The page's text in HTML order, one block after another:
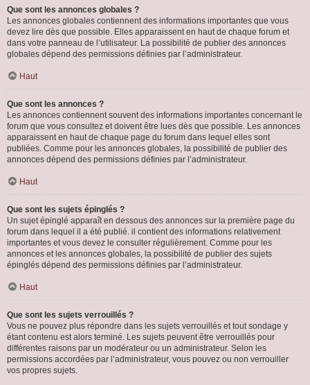
Que sont les annonces globales ?
Les annonces globales contiennent des informations importantes que vous
devez lire dès que possible. Elles apparaissent en haut de chaque forum et
dans votre panneau de l’utilisateur. La possibilité de publier des annonces
globales dépend des permissions définies par l’administrateur.
Haut
Que sont les annonces ?
Les annonces contiennent souvent des informations importantes concernant le
forum que vous consultez et doivent être lues dès que possible. Les annonces
apparaissent en haut de chaque page du forum dans lequel elles sont
publiées. Comme pour les annonces globales, la possibilité de publier des
annonces dépend des permissions définies par l’administrateur.
Haut
Que sont les sujets épinglés ?
Un sujet épinglé apparaît en dessous des annonces sur la première page du
forum dans lequel il a été publié. il contient des informations relativement
importantes et vous devez le consulter régulièrement. Comme pour les
annonces et les annonces globales, la possibilité de publier des sujets
épinglés dépend des permissions définies par l’administrateur.
Haut
Que sont les sujets verrouillés ?
Vous ne pouvez plus répondre dans les sujets verrouillés et tout sondage y
étant contenu est alors terminé. Les sujets peuvent être verrouillés pour
différentes raisons par un modérateur ou un administrateur. Selon les
permissions accordées par l’administrateur, vous pouvez ou non verrouiller
vos propres sujets.